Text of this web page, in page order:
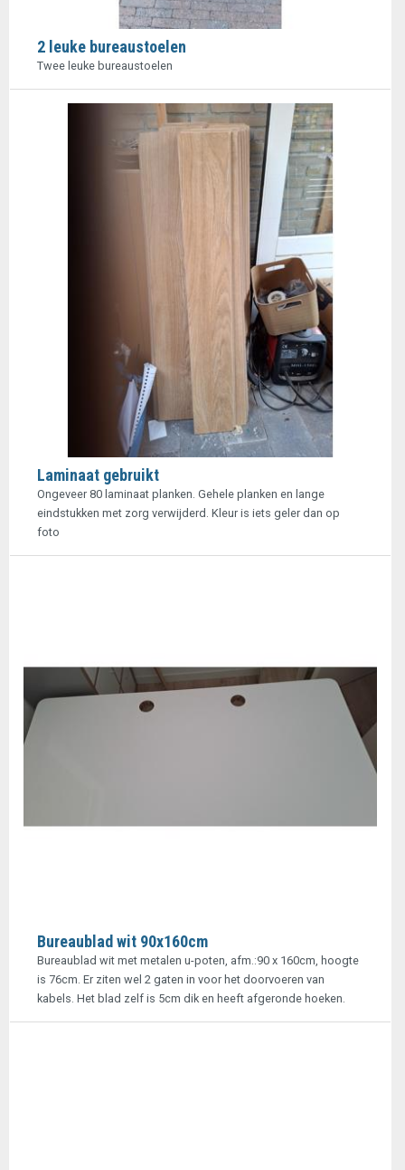
2 leuke bureaustoelen
Twee leuke bureaustoelen
Laminaat gebruikt
Ongeveer 80 laminaat planken. Gehele planken en lange
eindstukken met zorg verwijderd. Kleur is iets geler dan op
foto
Bureaublad wit 90x160cm
Bureaublad wit met metalen u-poten, afm.:90 x 160cm, hoogte
is 76cm. Er ziten wel 2 gaten in voor het doorvoeren van
kabels. Het blad zelf is 5cm dik en heeft afgeronde hoeken.